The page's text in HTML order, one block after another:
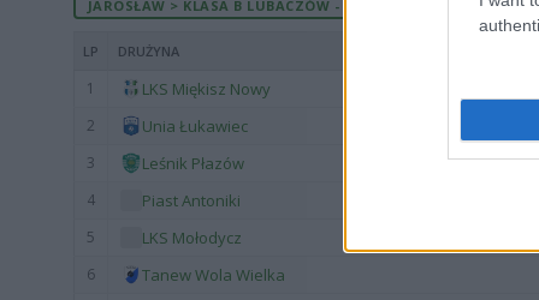
JAROSŁAW > KLASA B LUBACZÓW - MECZE ROZEGRANE NA
LP DRUŻYNA
1 LKS Miękisz Nowy
2 Unia Łukawiec
3 Leśnik Płazów
4 Piast Antoniki
5 LKS Mołodycz
6 Tanew Wola Wielka